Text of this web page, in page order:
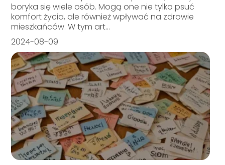
boryka się wiele osób. Mogą one nie tylko psuć
komfort życia, ale również wpływać na zdrowie
mieszkańców. W tym art...
2024-08-09